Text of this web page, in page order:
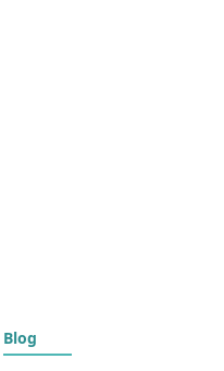
Blog